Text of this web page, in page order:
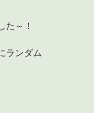
た～！
ランダム